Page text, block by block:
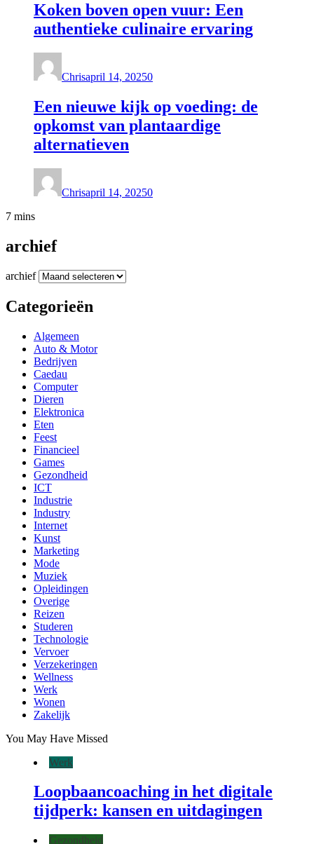
Koken boven open vuur: Een
authentieke culinaire ervaring
Chrisapril 14, 20250
Een nieuwe kijk op voeding: de
opkomst van plantaardige
alternatieven
Chrisapril 14, 20250
7 mins
archief
archief
Categorieën
Algemeen
Auto & Motor
Bedrijven
Caedau
Computer
Dieren
Elektronica
Eten
Feest
Financieel
Games
Gezondheid
ICT
Industrie
Industry
Internet
Kunst
Marketing
Mode
Muziek
Opleidingen
Overige
Reizen
Studeren
Technologie
Vervoer
Verzekeringen
Wellness
Werk
Wonen
Zakelijk
You May Have Missed
Werk
Loopbaancoaching in het digitale
tijdperk: kansen en uitdagingen
Gezondheid